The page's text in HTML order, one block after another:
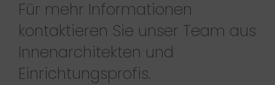
Für mehr Informationen
kontaktieren Sie unser Team aus
Innenarchitekten und
Einrichtungsprofis.